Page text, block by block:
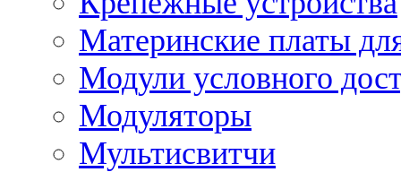
Материнские платы
Модули условного
Модуляторы
Мультисвитчи